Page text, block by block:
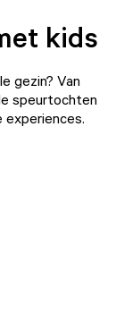
kids
gezin? Van
speurtochten
experiences.